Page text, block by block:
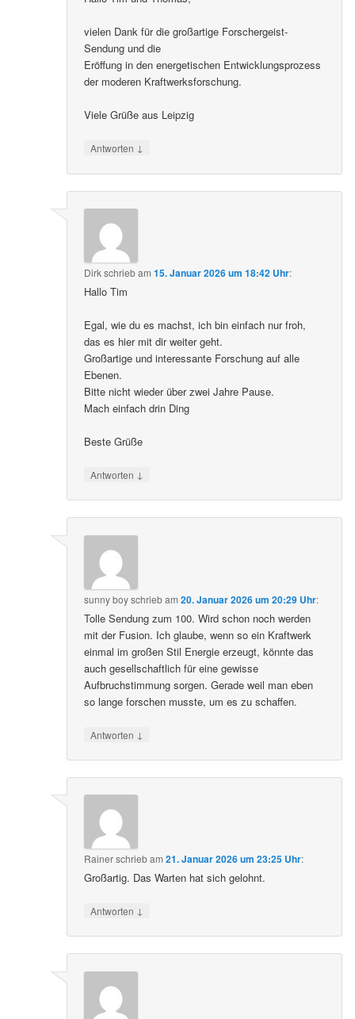
vielen Dank für die großartige Forschergeist-
Sendung und die
Eröffung in den energetischen Entwicklungsprozess
der moderen Kraftwerksforschung.
Viele Grüße aus Leipzig
Antworten ↓
Dirkschriebam15. Januar 2026 um 18:42 Uhr:
Hallo Tim
Egal, wie du es machst, ich bin einfach nur froh,
das es hier mit dir weiter geht.
Großartige und interessante Forschung auf alle
Ebenen.
Bitte nicht wieder über zwei Jahre Pause.
Mach einfach drin Ding
Beste Grüße
Antworten ↓
sunny boyschriebam20. Januar 2026 um 20:29 Uhr:
Tolle Sendung zum 100. Wird schon noch werden
mit der Fusion. Ich glaube, wenn so ein Kraftwerk
einmal im großen Stil Energie erzeugt, könnte das
auch gesellschaftlich für eine gewisse
Aufbruchstimmung sorgen. Gerade weil man eben
so lange forschen musste, um es zu schaffen.
Antworten ↓
Rainerschriebam21. Januar 2026 um 23:25 Uhr:
Großartig. Das Warten hat sich gelohnt.
Antworten ↓